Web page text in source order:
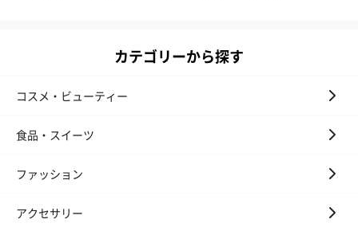
ハンドクリーム3本セッ
（1,100円）
シャワージェ
ッシュローズ
リラックスグッズ
カテゴリーから探す
コスメ・ビューティー
食品・スイーツ
ファッション
アクセサリー